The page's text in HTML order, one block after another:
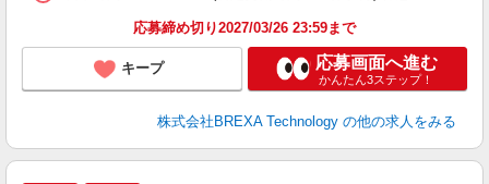
応募締め切り2027/03/26 23:59まで
キープ 応募画面へ進む
かんたん3ステップ！
株式会社BREXA Technology の他の求人をみる